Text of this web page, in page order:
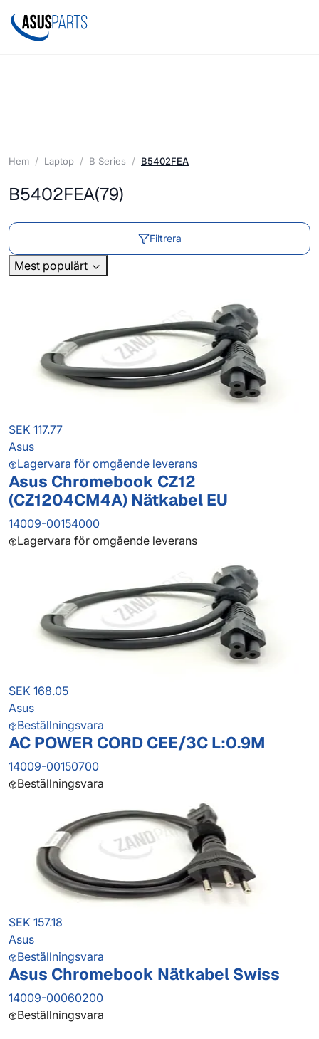
Hem Laptop B Series B5402FEA
B5402FEA(79)
Filtrera
Mest populärt
SEK 117.77
Asus
Lagervara för omgående leverans
Asus Chromebook CZ12
(CZ1204CM4A) Nätkabel EU
14009-00154000
Lagervara för omgående leverans
SEK 168.05
Asus
Beställningsvara
AC POWER CORD CEE/3C L:0.9M
14009-00150700
Beställningsvara
SEK 157.18
Asus
Beställningsvara
Asus Chromebook Nätkabel Swiss
14009-00060200
Beställningsvara